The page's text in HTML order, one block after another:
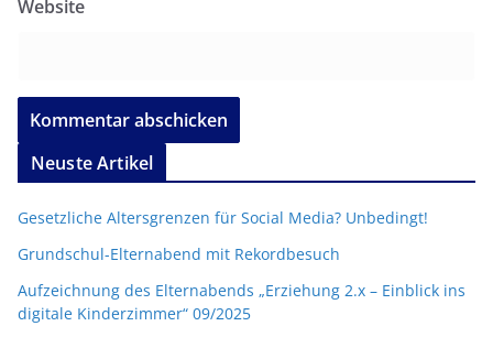
Website
Neuste Artikel
Gesetzliche Altersgrenzen für Social Media? Unbedingt!
Grundschul-Elternabend mit Rekordbesuch
Aufzeichnung des Elternabends „Erziehung 2.x – Einblick ins
digitale Kinderzimmer“ 09/2025